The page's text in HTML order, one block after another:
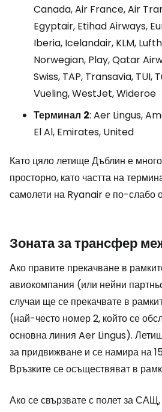
Canada, Air France, Air
Egyptair, Etihad Airways,
Iberia, Icelandair, KLM,
Norwegian, Play, Qatar
Swiss, TAP, Transavia, TUI,
Vueling, WestJet, Wideroe
Терминал 2: Aer Lingus,
El Al, Emirates, United
Като цяло летище Дъблин е
просторно, като частта на
самолети на Ryanair е по-слабо
Зоната за трансфер
Ако правите прекачване в
авиокомпания (или нейни
случаи ще се прекачвате в
(най-често номер 2, който се
основна линия Aer Lingus).
за придвижване и се намира на
Връзките се осъществяват в
Ако се свързвате с полет за